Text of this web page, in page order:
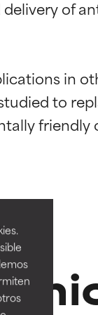
of
in
to
friendly
y
para
A veces,
y
para
A veces,